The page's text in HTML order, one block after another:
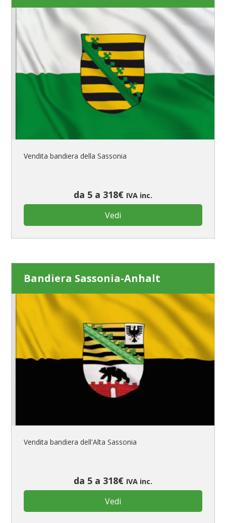
Vendita bandiera della Sassonia
da 5 a 318€ IVA inc.
Vedi
Bandiera Sassonia-Anhalt
Vendita bandiera dell'Alta Sassonia
da 5 a 318€ IVA inc.
Vedi